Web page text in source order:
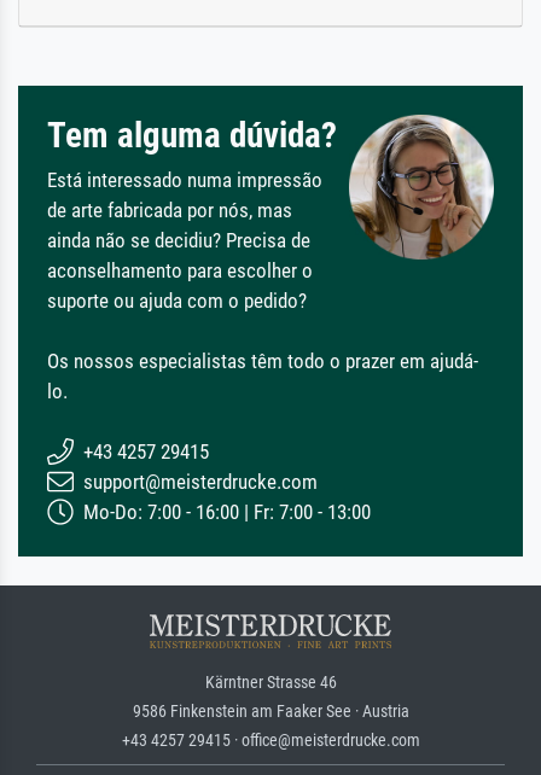
Tem alguma dúvida?
Está interessado numa impressão
de arte fabricada por nós, mas
ainda não se decidiu? Precisa de
aconselhamento para escolher o
suporte ou ajuda com o pedido?
Os nossos especialistas têm todo o prazer em ajudá-
lo.
+43 4257 29415
support@meisterdrucke.com
Mo-Do: 7:00 - 16:00 | Fr: 7:00 - 13:00
Kärntner Strasse 46
9586 Finkenstein am Faaker See · Austria
+43 4257 29415 · office@meisterdrucke.com